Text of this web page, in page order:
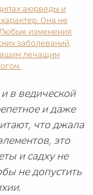
аюрведы и
Она не
изменения
заболеваний,
лечащим
в ведической
и даже
что джала
это
и садху не
не допустить